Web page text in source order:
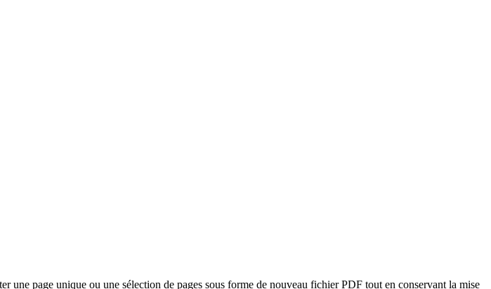
une page unique ou une sélection de pages sous forme de nouveau fichier PDF tout en conservant la mise